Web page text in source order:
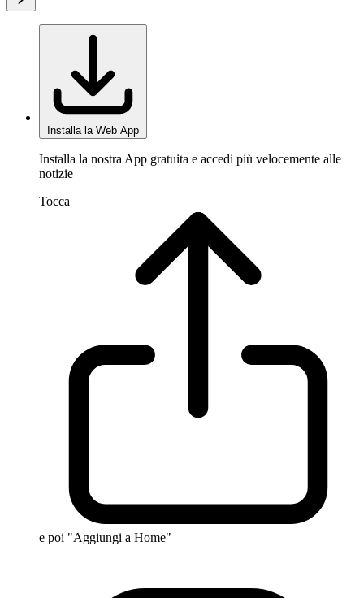
Installa la Web App
Installa la nostra App gratuita e accedi più velocemente alle
notizie
Tocca
e poi "Aggiungi a Home"